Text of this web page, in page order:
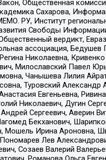
Общественная
Сахарова,
РУ, Институт
Свободы
вердикт,
ассоциация, Бедушев
Николаевна, Кривенко
Милославский Павел
Чанышева Лилия
Туровский Александр
Евгеньевна,
Николаевич, Дугин
Сергеевич, Аверин
Бекханович,
Мошель Ирина Ароновна,
Лев
Созаев Валерий